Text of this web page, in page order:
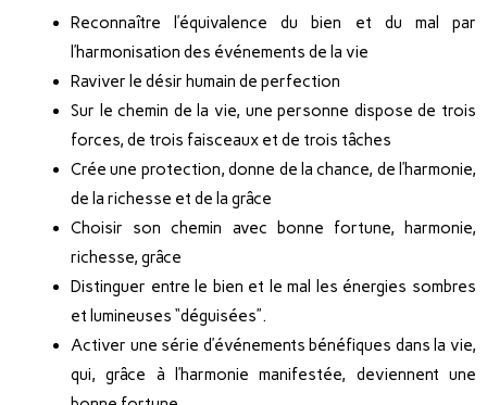
Reconnaître l’équivalence du bien et du mal par
l’harmonisation des événements de la vie
Raviver le désir humain de perfection
Sur le chemin de la vie, une personne dispose de trois
forces, de trois faisceaux et de trois tâches
Crée une protection, donne de la chance, de l’harmonie,
de la richesse et de la grâce
Choisir son chemin avec bonne fortune, harmonie,
richesse, grâce
Distinguer entre le bien et le mal les énergies sombres
et lumineuses “déguisées”.
Activer une série d’événements bénéfiques dans la vie,
qui, grâce à l’harmonie manifestée, deviennent une